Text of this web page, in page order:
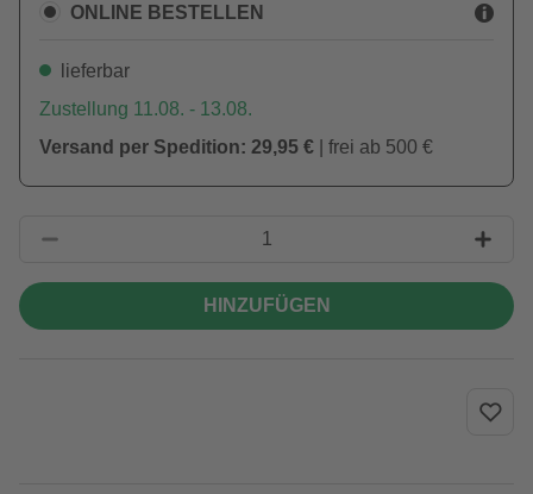
ONLINE BESTELLEN
lieferbar
Zustellung 11.08. - 13.08.
Versand per Spedition: 29,95 € | frei ab 500 €
HINZUFÜGEN